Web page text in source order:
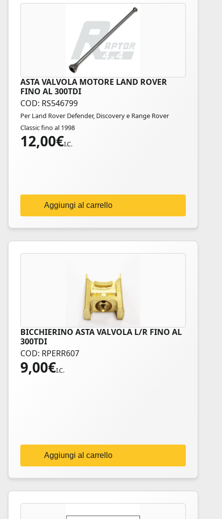
ASTA VALVOLA MOTORE LAND ROVER
FINO AL 300TDI
COD: RS546799
Per Land Rover Defender, Discovery e Range Rover
Classic fino al 1998
12,00€I.C.
Aggiungi al carrello
BICCHIERINO ASTA VALVOLA L/R FINO AL
300TDI
COD: RPERR607
9,00€I.C.
Aggiungi al carrello